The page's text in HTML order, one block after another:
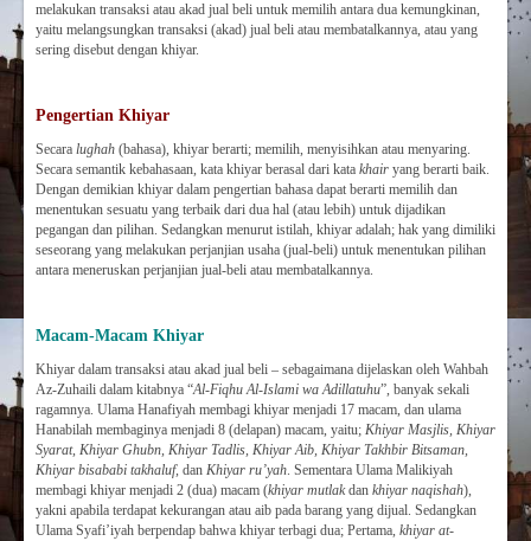
melakukan transaksi atau akad jual beli untuk memilih antara dua kemungkinan,
yaitu melangsungkan transaksi (akad) jual beli atau membatalkannya, atau yang
sering disebut dengan khiyar.
Pengertian Khiyar
Secara lughah (bahasa), khiyar berarti; memilih, menyisihkan atau menyaring.
Secara semantik kebahasaan, kata khiyar berasal dari kata khair yang berarti baik.
Dengan demikian khiyar dalam pengertian bahasa dapat berarti memilih dan
menentukan sesuatu yang terbaik dari dua hal (atau lebih) untuk dijadikan
pegangan dan pilihan. Sedangkan menurut istilah, khiyar adalah; hak yang dimiliki
seseorang yang melakukan perjanjian usaha (jual-beli) untuk menentukan pilihan
antara meneruskan perjanjian jual-beli atau membatalkannya.
Macam-Macam Khiyar
Khiyar dalam transaksi atau akad jual beli – sebagaimana dijelaskan oleh Wahbah
Az-Zuhaili dalam kitabnya “Al-Fiqhu Al-Islami wa Adillatuhu”, banyak sekali
ragamnya. Ulama Hanafiyah membagi khiyar menjadi 17 macam, dan ulama
Hanabilah membaginya menjadi 8 (delapan) macam, yaitu; Khiyar Masjlis, Khiyar
Syarat, Khiyar Ghubn, Khiyar Tadlis, Khiyar Aib, Khiyar Takhbir Bitsaman,
Khiyar bisababi takhaluf, dan Khiyar ru’yah. Sementara Ulama Malikiyah
membagi khiyar menjadi 2 (dua) macam (khiyar mutlakdan khiyar naqishah),
yakni apabila terdapat kekurangan atau aib pada barang yang dijual. Sedangkan
Ulama Syafi’iyah berpendap bahwa khiyar terbagi dua; Pertama, khiyar at-